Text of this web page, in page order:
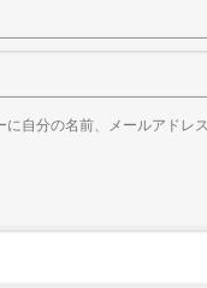
自分の名前、メールアドレ